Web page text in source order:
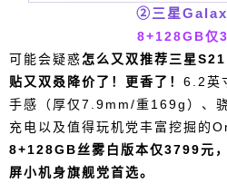
②三星
8+128GB仅
可能会疑惑怎么又双推荐三星
贴又双叒降价了！更香了！ 6.2英
手感（厚仅7.9mm/重169g）、
充电以及值得玩机党丰富挖掘的
8+128GB丝雾白版本仅3799元
屏小机身旗舰党首选。
面前，似乎还是要说一句老
高：一加9R同款120Hz三星
属中框+玻璃后盖同时兼顾
g），标配UFS 3.1闪存，
闪充，标配C to C的65W充
马达等都不少，骁龙865到
加9R更便宜的价格就能买到
T确实适合预算3K内的用户